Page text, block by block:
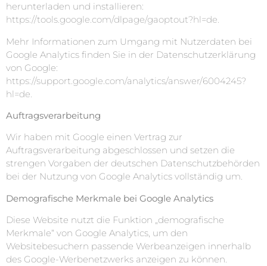
herunterladen und installieren:
https://tools.google.com/dlpage/gaoptout?hl=de.
Mehr Informationen zum Umgang mit Nutzerdaten bei
Google Analytics finden Sie in der Datenschutzerklärung
von Google:
https://support.google.com/analytics/answer/6004245?
hl=de
Auftragsverarbeitung
Wir haben mit Google einen Vertrag zur
Auftragsverarbeitung abgeschlossen und setzen die
strengen Vorgaben der deutschen Datenschutzbehörden
bei der Nutzung von Google Analytics vollständig um.
Demografische Merkmale bei Google Analytics
Diese Website nutzt die Funktion „demografische
Merkmale“ von Google Analytics, um den
Websitebesuchern passende Werbeanzeigen innerhalb
des Google-Werbenetzwerks anzeigen zu können.